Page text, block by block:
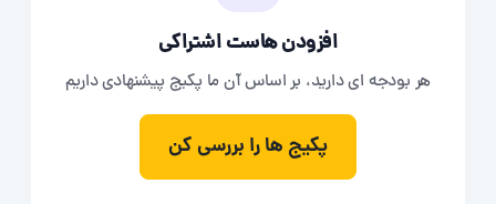
افزودن هاست اشتراکی
هر بودجه ای دارید، بر اساس آن ما پکیج پیشنهادی داریم
پکیج ها را بررسی کن